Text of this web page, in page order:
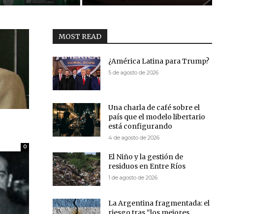
0
MOST READ
¿América Latina para Trump?
5 de agosto de 2026
Una charla de café sobre el
país que el modelo libertario
está configurando
4 de agosto de 2026
El Niño y la gestión de
residuos en Entre Ríos
1 de agosto de 2026
La Argentina fragmentada: el